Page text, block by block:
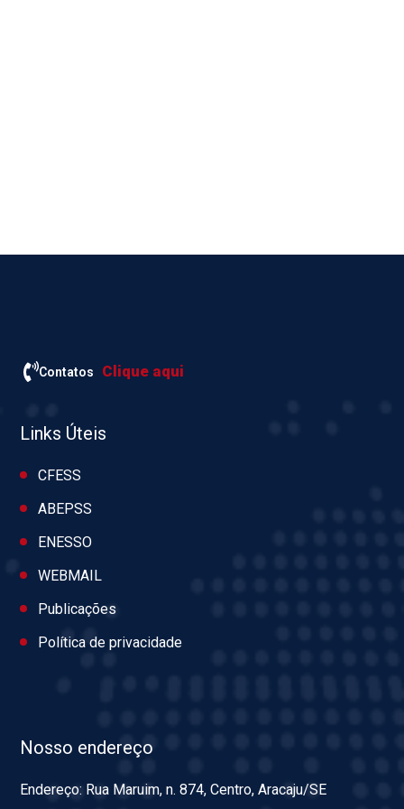
Contatos Clique aqui
Links Úteis
CFESS
ABEPSS
ENESSO
WEBMAIL
Publicações
Política de privacidade
Nosso endereço
Endereço: Rua Maruim, n. 874, Centro, Aracaju/SE